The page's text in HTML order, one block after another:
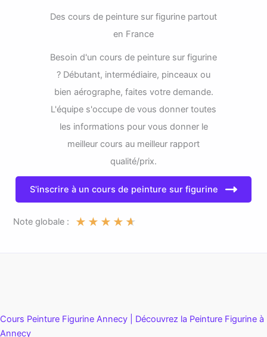
Des cours de peinture sur figurine partout
en France
Besoin d'un cours de peinture sur figurine
? Débutant, intermédiaire, pinceaux ou
bien aérographe, faites votre demande.
L'équipe s'occupe de vous donner toutes
les informations pour vous donner le
meilleur cours au meilleur rapport
qualité/prix.
S'inscrire à un cours de peinture sur figurine
Note globale : ★ ★ ★ ★ ★
Cours Peinture Figurine Annecy | Découvrez la Peinture Figurine à
Annecy